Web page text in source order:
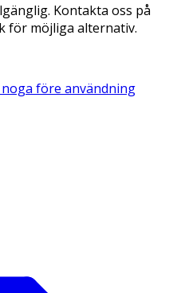
Kontakta oss på
för möjliga alternativ.
före användning